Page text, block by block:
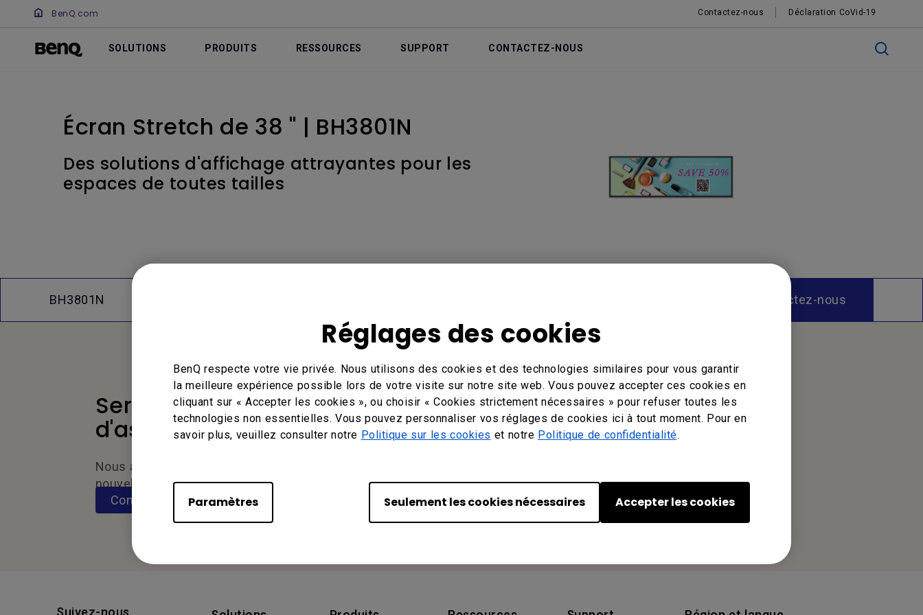
Réglages des cookies
BenQ respecte votre vie privée. Nous utilisons des cookies et des technologies similaires pour vous garantir
la meilleure expérience possible lors de votre visite sur notre site web. Vous pouvez accepter ces cookies en
cliquant sur « Accepter les cookies », ou choisir « Cookies strictement nécessaires » pour refuser toutes les
technologies non essentielles. Vous pouvez personnaliser vos réglages de cookies ici à tout moment. Pour en
savoir plus, veuillez consulter notre Politique sur les cookies et notre Politique de confidentialité.
Paramètres Seulement les cookies nécessaires Accepter les cookies
BenQ.com Contactez-nous Déclaration CoVid-19
SOLUTIONS PRODUITS RESSOURCES SUPPORT CONTACTEZ-NOUS
Écran Stretch de 38 " | BH3801N
Des solutions d'affichage attrayantes pour les
espaces de toutes tailles
BH3801N Contactez-nous
Service
d'assistance
Nous aimerions avoir de vos
nouvelles.
Contactez-nous
Votre BenQ
BenQ America Corp.
Fax: +1-714-557-0200
Suivez-nous